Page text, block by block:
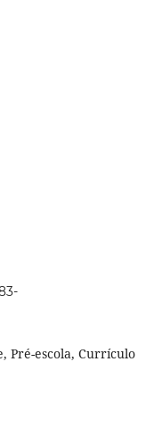
Pré-escola, Currículo